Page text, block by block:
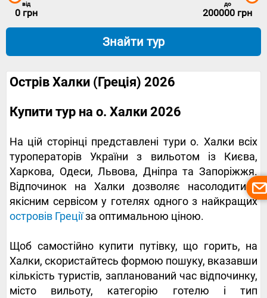
від
0 грн
до
200000 грн
Знайти тур
Острів Халки (Греція) 2026
Купити тур на о. Халки 2026
На цій сторінці представлені тури о. Халки всіх
туроператорів України з вильотом із Києва,
Харкова, Одеси, Львова, Дніпра та Запоріжжя.
Відпочинок на Халки дозволяє насолодитися
якісним сервісом у готелях одного з найкращих
островів Греціїза оптимальною ціною.
Щоб самостійно купити путівку, що горить, на
Халки, скористайтесь формою пошуку, вказавши
кількість туристів, запланований час відпочинку,
місто вильоту, категорію готелю і тип